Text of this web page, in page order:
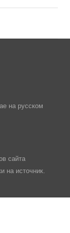
на русском
сайта
на источник.